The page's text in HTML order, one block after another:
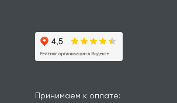
Принимаем к оплате: